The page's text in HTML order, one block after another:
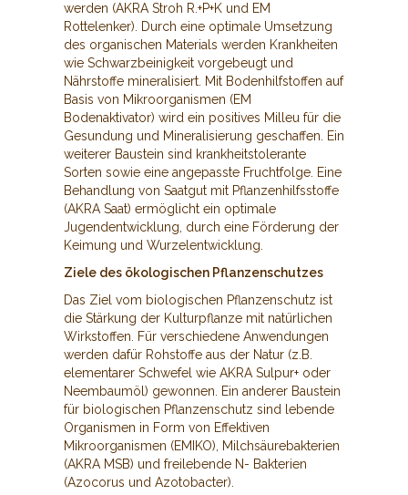
werden (AKRA Stroh R.+P+K und EM
Rottelenker). Durch eine optimale Umsetzung
des organischen Materials werden Krankheiten
wie Schwarzbeinigkeit vorgebeugt und
Nährstoffe mineralisiert. Mit Bodenhilfstoffen auf
Basis von Mikroorganismen (EM
Bodenaktivator) wird ein positives Milleu für die
Gesundung und Mineralisierung geschaffen. Ein
weiterer Baustein sind krankheitstolerante
Sorten sowie eine angepasste Fruchtfolge. Eine
Behandlung von Saatgut mit Pflanzenhilfsstoffe
(AKRA Saat) ermöglicht ein optimale
Jugendentwicklung, durch eine Förderung der
Keimung und Wurzelentwicklung.
Ziele des ökologischen Pflanzenschutzes
Das Ziel vom biologischen Pflanzenschutz ist
die Stärkung der Kulturpflanze mit natürlichen
Wirkstoffen. Für verschiedene Anwendungen
werden dafür Rohstoffe aus der Natur (z.B.
elementarer Schwefel wie AKRA Sulpur+ oder
Neembaumöl) gewonnen. Ein anderer Baustein
für biologischen Pflanzenschutz sind lebende
Organismen in Form von Effektiven
Mikroorganismen (EMIKO), Milchsäurebakterien
(AKRA MSB) und freilebende N- Bakterien
(Azocorus und Azotobacter).